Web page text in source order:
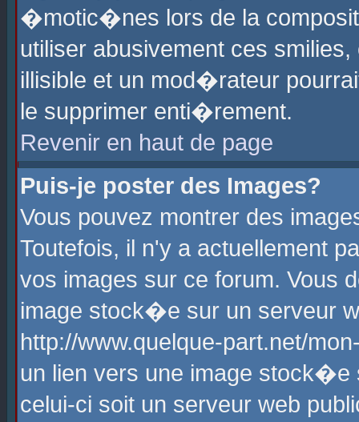
�motic�nes lors de la
utiliser abusivement ces
illisible et un mod�rateur
le supprimer enti�rement.
Revenir en haut de page
Puis-je poster des Images?
Vous pouvez montrer des
Toutefois, il n'y a actuellement
vos images sur ce forum. Vous
image stock�e sur un serveur
http://www.quelque-part.net/
un lien vers une image
celui-ci soit un serveur web